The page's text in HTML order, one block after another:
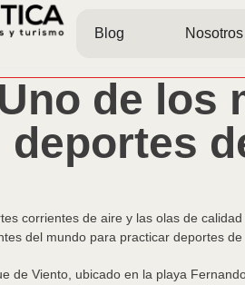
Blog Nosotros
Uno de los
deportes
corrientes de aire y las olas de
del mundo para practicar deportes
de Viento, ubicado en la playa